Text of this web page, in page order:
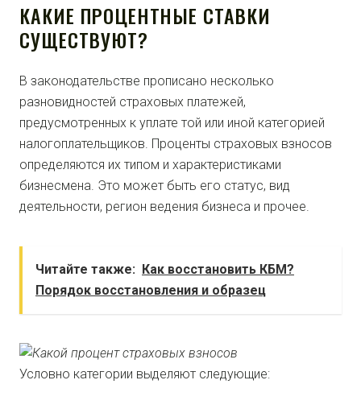
КАКИЕ ПРОЦЕНТНЫЕ СТАВКИ
СУЩЕСТВУЮТ?
В законодательстве прописано несколько
разновидностей страховых платежей,
предусмотренных к уплате той или иной категорией
налогоплательщиков. Проценты страховых взносов
определяются их типом и характеристиками
бизнесмена. Это может быть его статус, вид
деятельности, регион ведения бизнеса и прочее.
Читайте также: Как восстановить КБМ?
Порядок восстановления и образец
Условно категории выделяют следующие: